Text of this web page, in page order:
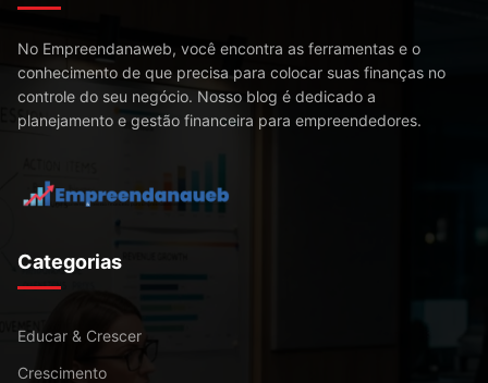
No Empreendanaweb, você encontra as ferramentas e o
conhecimento de que precisa para colocar suas finanças no
controle do seu negócio. Nosso blog é dedicado a
planejamento e gestão financeira para empreendedores.
Categorias
Educar & Crescer
Crescimento